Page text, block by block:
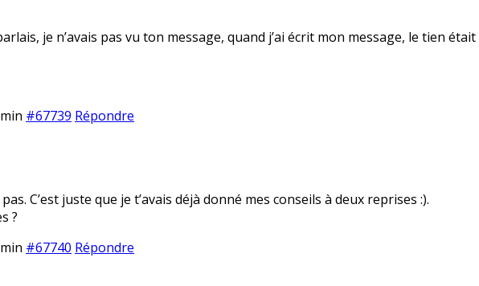
je n’avais pas vu ton message, quand j’ai écrit mon message, le tien
#67739 Répondre
C’est juste que je t’avais déjà donné mes conseils à deux reprises :).
?
#67740 Répondre